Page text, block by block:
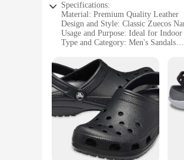
Specifications:
Material: Premium Quality Leather
Design and Style: Classic Zuecos
Usage and Purpose: Ideal for
Type and Category: Men's Sandals
Parts and Accessories: Includes Set
Features:
**Comfort and Durability**
Crafted from premium quality
to any wardrobe, suitable for both
cushioned footbed.
**Versatile and Stylish**
These Zuecos Naranja sandals are
are perfect for various occasions,